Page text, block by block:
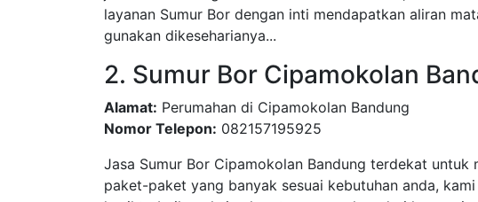
layanan Sumur Bor dengan inti mendapatkan aliran
gunakan dikeseharianya...
2. Sumur Bor Cipamokolan
Alamat: Perumahan di Cipamokolan Bandung
Nomor Telepon: 082157195925
Jasa Sumur Bor Cipamokolan Bandung terdekat
paket-paket yang banyak sesuai kebutuhan anda,